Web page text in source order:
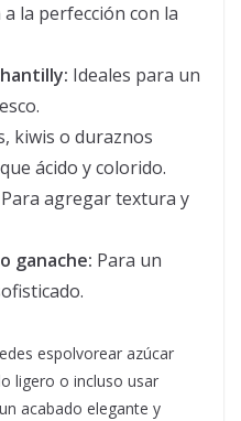
la perfección con la
Ideales para un
kiwis o duraznos
ácido y colorido.
Para agregar textura y
ganache: Para un
espolvorear azúcar
ligero o incluso usar
acabado elegante y